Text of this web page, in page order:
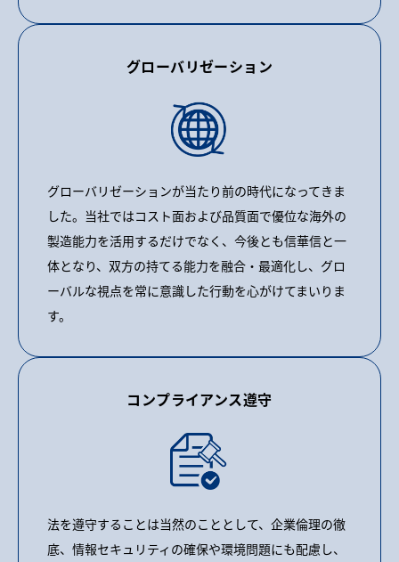
グローバリゼーション
グローバリゼーションが当たり前の時代になってきま
した。当社ではコスト面および品質面で優位な海外の
製造能力を活用するだけでなく、今後とも信華信と一
体となり、双方の持てる能力を融合・最適化し、グロ
ーバルな視点を常に意識した行動を心がけてまいりま
す。
コンプライアンス遵守
法を遵守することは当然のこととして、企業倫理の徹
底、情報セキュリティの確保や環境問題にも配慮し、